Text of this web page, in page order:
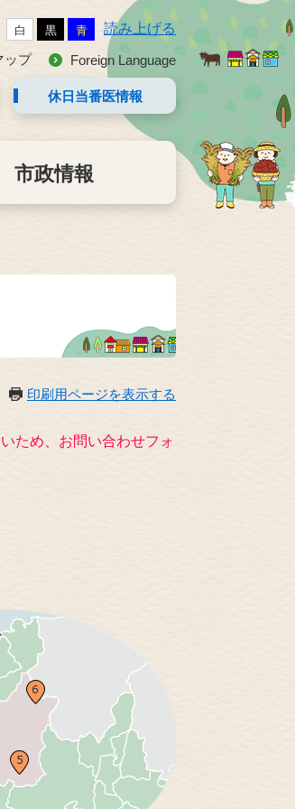
白 黒 青 読み上げる
ップ Foreign Language
休日当番医情報
市政情報
印刷用ページを表示する
ため、お問い合わせフォ